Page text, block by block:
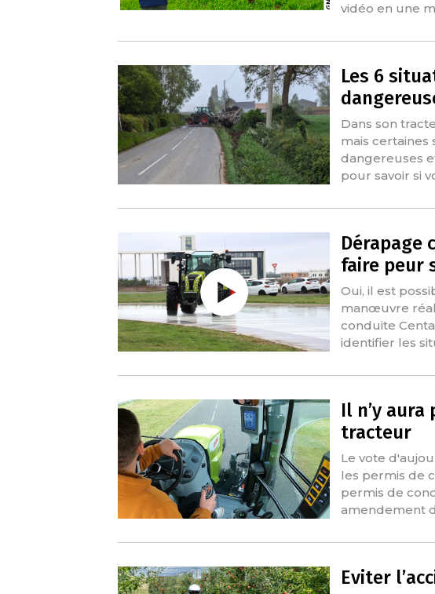
vidéo en une
Les 6
Dans son
mais certaines
dangereuses
pour savoir si
Dérapage
faire peur
Oui, il est
manœuvre
conduite
identifier les
Il n’y
tracteur
Le vote
les permis de
permis de
amendement
Eviter